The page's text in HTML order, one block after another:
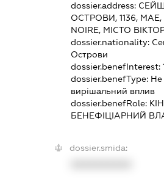
dossier.address:
ОСТРОВИ, 1136, МАЕ,
NOIRE, МІСТО
dossier.nationality:
Острови
dossier.benefInterest:
dossier.benefType: Не
вирішальний вплив
dossier.benefRole:
БЕНЕФІЦІАРНИЙ
dossier.smida: